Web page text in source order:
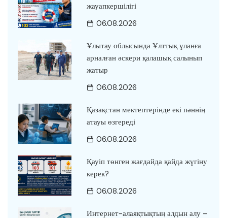
жауапкершілігі
06.08.2026
Ұлытау облысында Ұлттық ұланға
арналған әскери қалашық салынып
жатыр
06.08.2026
Қазақстан мектептерінде екі пәннің
атауы өзгереді
06.08.2026
Қауіп төнген жағдайда қайда жүгіну
керек?
06.08.2026
Интернет-алаяқтықтың алдын алу –